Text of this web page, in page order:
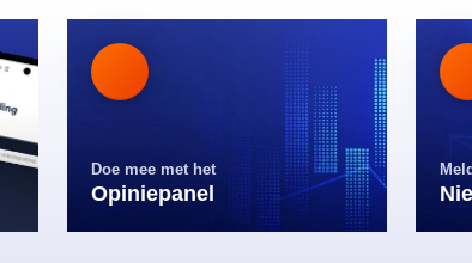
Doe mee met het
Opiniepanel